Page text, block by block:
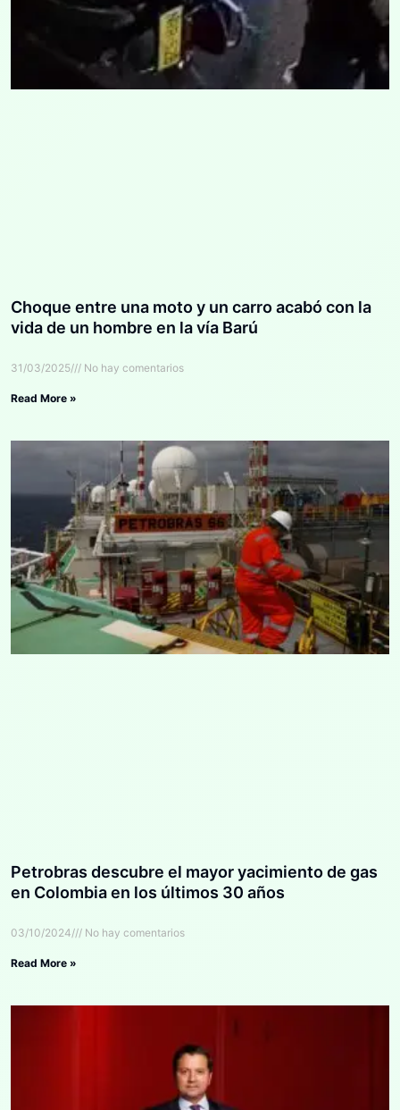
Choque entre una moto y un carro acabó con la
vida de un hombre en la vía Barú
31/03/2025 No hay comentarios
Read More »
Petrobras descubre el mayor yacimiento de gas
en Colombia en los últimos 30 años
03/10/2024 No hay comentarios
Read More »